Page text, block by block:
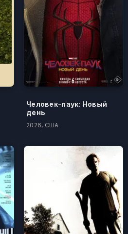
Человек-паук: Новый
день
2026, США